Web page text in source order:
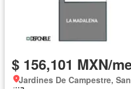
$ 156,101 MXN/
Jardines De Campestre,